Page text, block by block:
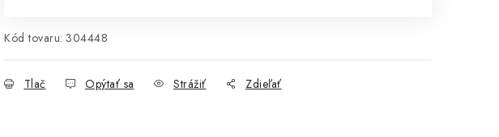
Kód tovaru: 304448
Tlač Opýtať sa Strážiť Zdieľať